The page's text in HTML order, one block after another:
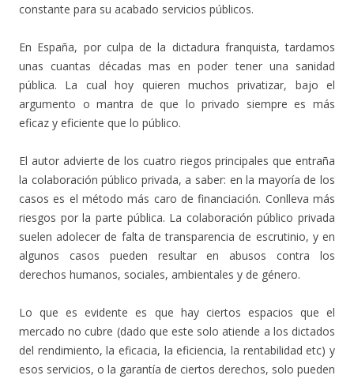
constante para su acabado servicios públicos.
En España, por culpa de la dictadura franquista, tardamos
unas cuantas décadas mas en poder tener una sanidad
pública. La cual hoy quieren muchos privatizar, bajo el
argumento o mantra de que lo privado siempre es más
eficaz y eficiente que lo público.
El autor advierte de los cuatro riegos principales que entraña
la colaboración público privada, a saber: en la mayoría de los
casos es el método más caro de financiación. Conlleva más
riesgos por la parte pública. La colaboración público privada
suelen adolecer de falta de transparencia de escrutinio, y en
algunos casos pueden resultar en abusos contra los
derechos humanos, sociales, ambientales y de género.
Lo que es evidente es que hay ciertos espacios que el
mercado no cubre (dado que este solo atiende a los dictados
del rendimiento, la eficacia, la eficiencia, la rentabilidad etc) y
esos servicios, o la garantía de ciertos derechos, solo pueden